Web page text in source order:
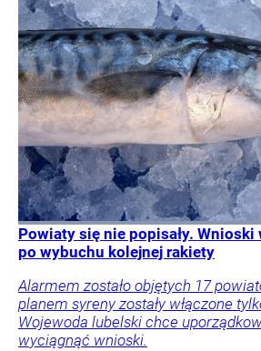
Powiaty się nie popisały. Wnioski
po wybuchu kolejnej rakiety
Alarmem zostało objętych 17
planem syreny zostały włączone
Wojewoda lubelski chce
wyciągnąć wnioski.